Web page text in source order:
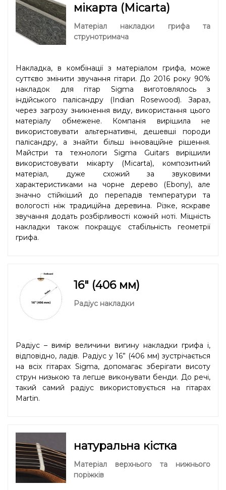
мікарта (Micarta)
Матеріал накладки грифа та
струнотримача
Накладка, в комбінації з матеріалом грифа, може
суттєво змінити звучання гітари. До 2016 року 90%
накладок для гітар Sigma виготовлялось з
індійського палісандру (Indian Rosewood). Зараз,
через загрозу зникнення виду, використання цього
матеріалу обмежене. Компанія вирішила не
використовувати альтернативні, дешевші породи
палісандру, а знайти більш інноваційне рішення.
Майстри та технологи Sigma Guitars вирішили
використовувати мікарту (Micarta), композитний
матеріал, дуже схожий за звуковими
характеристиками на чорне дерево (Ebony), але
значно стійкіший до перепадів температури та
вологості ніж традиційна деревина. Різке, яскраве
звучання додать розбірливості кожній ноті. Міцність
накладки також покращує стабільність геометрії
грифа.
16" (406 мм)
Радіус накладки
Радіус – вимір величини вигину накладки грифа і,
відповідно, ладів. Радіус у 16” (406 мм) зустрічається
на всіх гітарах Sigma, допомагає зберігати висоту
струн низькою та легше виконувати бенди. До речі,
такий самий радіус використовується на гітарах
Martin.
натуральна кістка
Матеріал верхнього та нижнього
поріжків